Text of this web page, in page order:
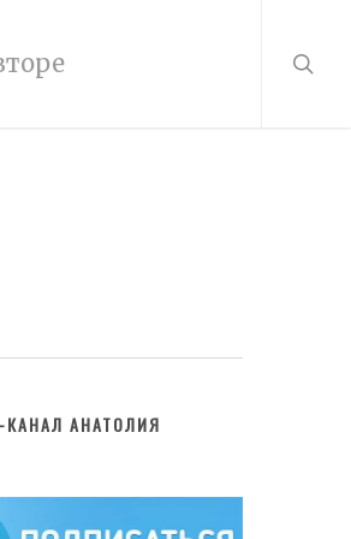
КАНАЛ АНАТОЛИЯ